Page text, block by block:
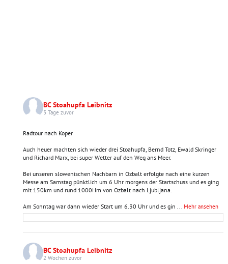
BC Stoahupfa Leibnitz
3 Tage zuvor
Radtour nach Koper
Auch heuer machten sich wieder drei Stoahupfa, Bernd Totz, Ewald Skringer
und Richard Marx, bei super Wetter auf den Weg ans Meer.
Bei unseren slowenischen Nachbarn in Ozbalt erfolgte nach eine kurzen
Messe am Samstag pünktlich um 6 Uhr morgens der Startschuss und es ging
mit 150km und rund 1000Hm von Ozbalt nach Ljubljana.
Am Sonntag war dann wieder Start um 6.30 Uhr und es gin ... Mehr ansehen
BC Stoahupfa Leibnitz
2 Wochen zuvor